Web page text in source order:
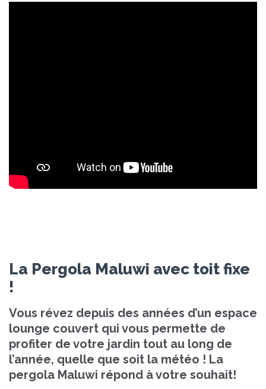
La Pergola Maluwi avec toit fixe
!
Vous révez depuis des années d’un espace
lounge couvert qui vous permette de
profiter de votre jardin tout au long de
l’année, quelle que soit la météo ! La
pergola Maluwi répond à votre souhait!